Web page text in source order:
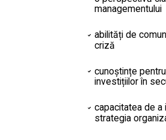
managementului
abilități de
criză
cunoștințe
investițiilor în
capacitatea de a
strategia